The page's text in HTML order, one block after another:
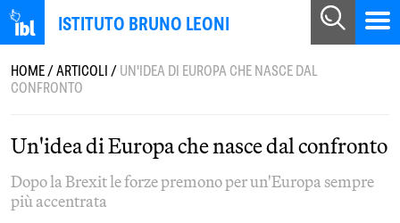
ISTITUTO BRUNO LEONI
HOME/ARTICOLI/UN'IDEA DI EUROPA CHE NASCE DAL
CONFRONTO
Un'idea di Europa che nasce dal confronto
Dopo la Brexit le forze premono per un'Europa sempre
più accentrata